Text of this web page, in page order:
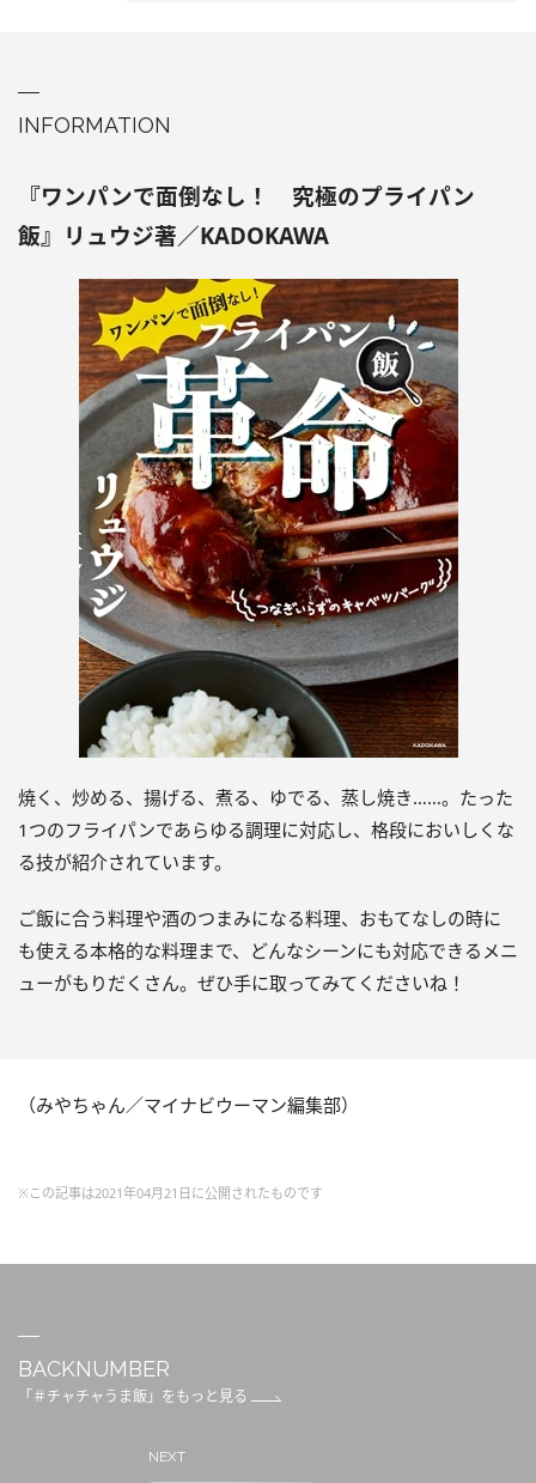
INFORMATION
『ワンパンで面倒なし！ 究極のプライパン
飯』リュウジ著／KADOKAWA
焼く、炒める、揚げる、煮る、ゆでる、蒸し焼き……。たった
1つのフライパンであらゆる調理に対応し、格段においしくな
る技が紹介されています。
ご飯に合う料理や酒のつまみになる料理、おもてなしの時に
も使える本格的な料理まで、どんなシーンにも対応できるメニ
ューがもりだくさん。ぜひ手に取ってみてくださいね！
（みやちゃん／マイナビウーマン編集部）
※この記事は2021年04月21日に公開されたものです
BACKNUMBER
「＃チャチャうま飯」をもっと見る
NEXT